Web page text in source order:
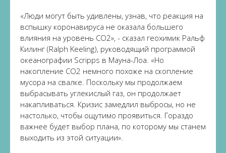
«Люди могут быть удивлены, узнав, что реакция на
вспышку коронавируса не оказала большего
влияния на уровень CO2», - сказал геохимик Ральф
Килинг (Ralph Keeling), руководящий программой
океанографии Scripps в Мауна-Лоа. «Но
накопление CO2 немного похоже на скопление
мусора на свалке. Поскольку мы продолжаем
выбрасывать углекислый газ, он продолжает
накапливаться. Кризис замедлил выбросы, но не
настолько, чтобы ощутимо проявиться. Гораздо
важнее будет выбор плана, по которому мы станем
выходить из этой ситуации».